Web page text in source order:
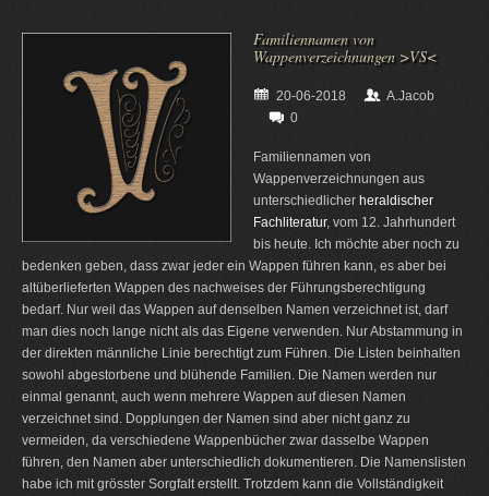
Familiennamen von
Wappenverzeichnungen >VS<
20-06-2018
A.Jacob
0
Familiennamen von
Wappenverzeichnungen aus
unterschiedlicher heraldischer
Fachliteratur, vom 12. Jahrhundert
bis heute. Ich möchte aber noch zu
bedenken geben, dass zwar jeder ein Wappen führen kann, es aber bei
altüberlieferten Wappen des nachweises der Führungsberechtigung
bedarf. Nur weil das Wappen auf denselben Namen verzeichnet ist, darf
man dies noch lange nicht als das Eigene verwenden. Nur Abstammung in
der direkten männliche Linie berechtigt zum Führen. Die Listen beinhalten
sowohl abgestorbene und blühende Familien. Die Namen werden nur
einmal genannt, auch wenn mehrere Wappen auf diesen Namen
verzeichnet sind. Dopplungen der Namen sind aber nicht ganz zu
vermeiden, da verschiedene Wappenbücher zwar dasselbe Wappen
führen, den Namen aber unterschiedlich dokumentieren. Die Namenslisten
habe ich mit grösster Sorgfalt erstellt. Trotzdem kann die Vollständigkeit